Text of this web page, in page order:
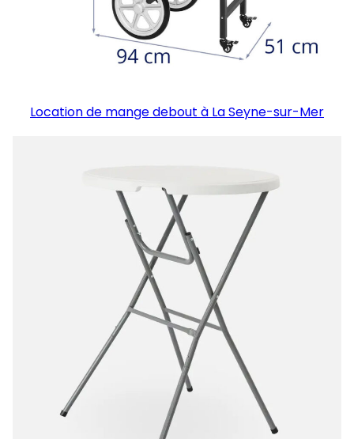
Location de mange debout à La Seyne-sur-Mer